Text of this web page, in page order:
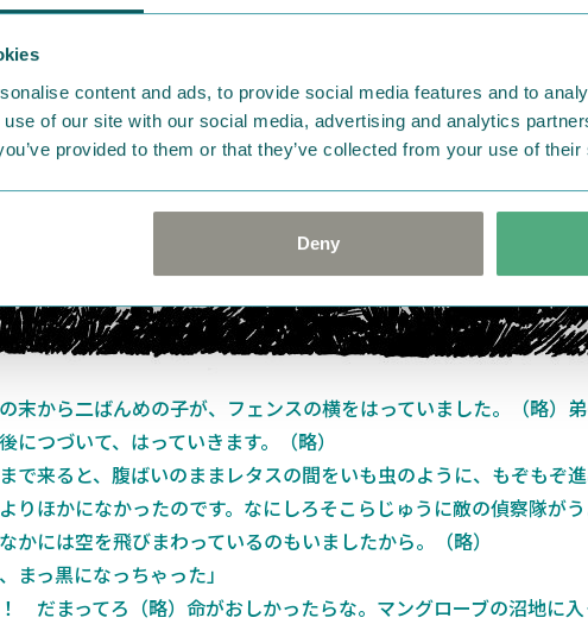
content and ads, to provide social media features and to
of our site with our social media, advertising and analytics
provided to them or that they’ve collected from your use of
Deny
柄でも解釈や受け取り方は人それぞれ。
とを踏まえつつ、今日は
をご紹介させてください。
末から二ばんめの子が、フェンスの横をはっていました。（略）
につづいて、はっていきます。（略）
で来ると、腹ばいのままレタスの間をいも虫のように、もぞもぞ
りほかになかったのです。なにしろそこらじゅうに敵の偵察隊が
かには空を飛びまわっているのもいましたから。（略）
まっ黒になっちゃった」
！ だまってろ（略）命がおしかったらな。マングローブの沼地に